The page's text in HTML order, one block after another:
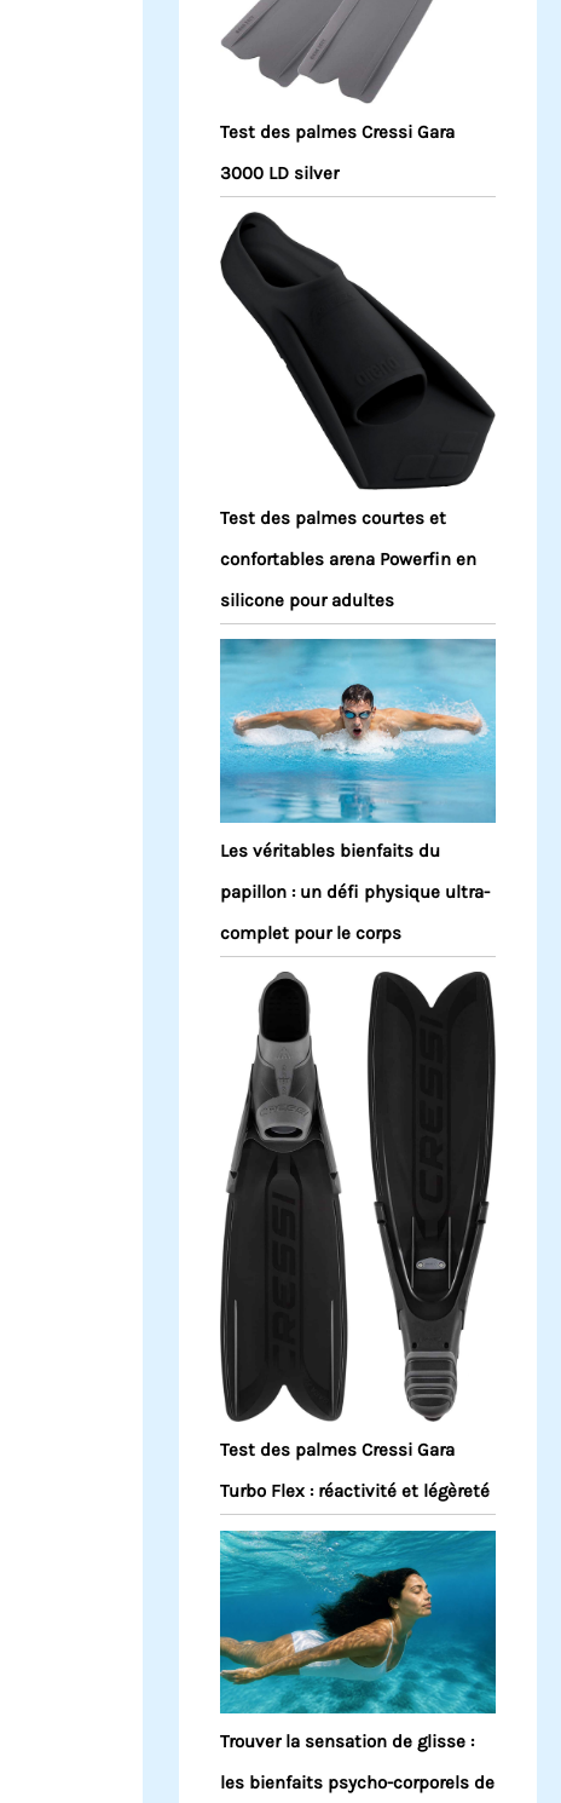
Test des palmes Cressi Gara
3000 LD silver
Test des palmes courtes et
confortables arena Powerfin en
silicone pour adultes
Les véritables bienfaits du
papillon : un défi physique ultra-
complet pour le corps
Test des palmes Cressi Gara
Turbo Flex : réactivité et légèreté
Trouver la sensation de glisse :
les bienfaits psycho-corporels de